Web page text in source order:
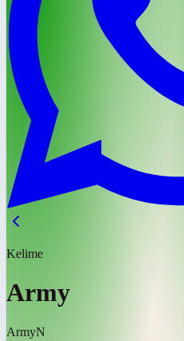
Kelime
Army
ArmyN